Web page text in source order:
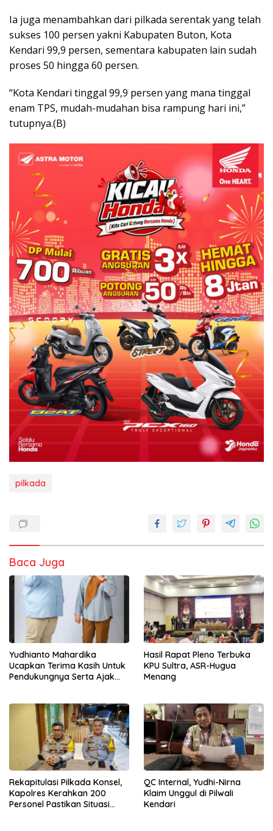
Ia juga menambahkan dari pilkada serentak yang telah
sukses 100 persen yakni Kabupaten Buton, Kota
Kendari 99,9 persen, sementara kabupaten lain sudah
proses 50 hingga 60 persen.
“Kota Kendari tinggal 99,9 persen yang mana tinggal
enam TPS, mudah-mudahan bisa rampung hari ini,”
tutupnya.(B)
pilkada
Baca Juga
Yudhianto Mahardika
Ucapkan Terima Kasih Untuk
Pendukungnya Serta Ajak
Hasil Rapat Pleno Terbuka
KPU Sultra, ASR-Hugua
Menang
Rekapitulasi Pilkada Konsel,
Kapolres Kerahkan 200
Personel Pastikan Situasi
QC Internal, Yudhi-Nirna
Klaim Unggul di Pilwali
Kendari